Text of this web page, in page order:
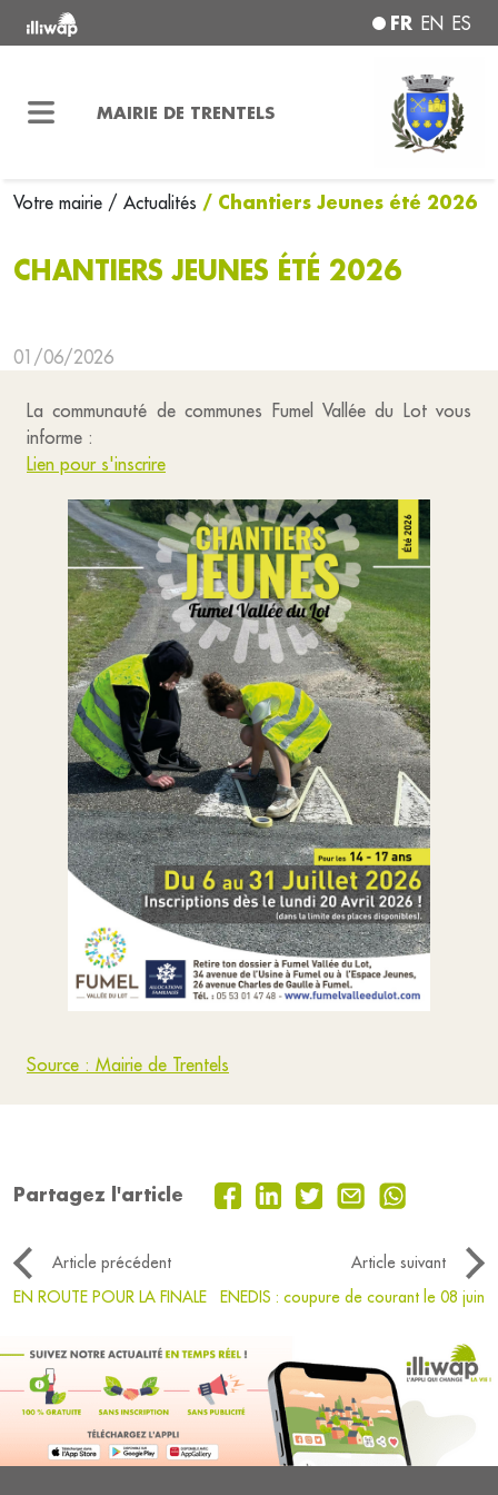
FR EN ES
MAIRIE DE TRENTELS
Votre mairie / Actualités / Chantiers Jeunes été 2026
CHANTIERS JEUNES ÉTÉ 2026
01/06/2026
La communauté de communes Fumel Vallée du Lot vous
informe :
Lien pour s'inscrire
Source : Mairie de Trentels
Partagez l'article
Article précédent
Article suivant
EN ROUTE POUR LA FINALE
ENEDIS : coupure de courant le 08 juin